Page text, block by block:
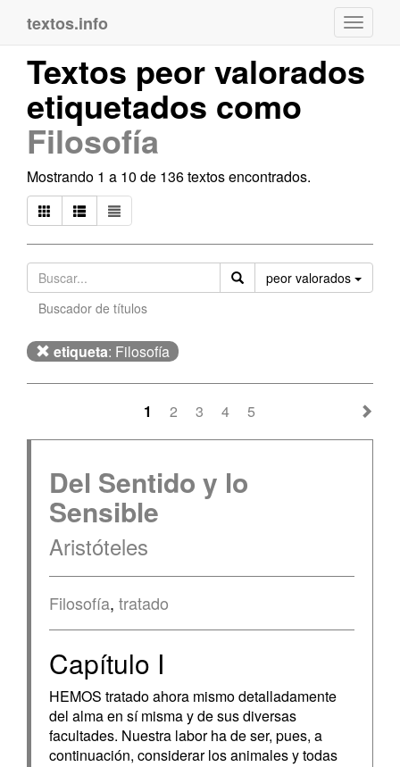
textos.info
Textos peor valorados
etiquetados como
Filosofía
Mostrando 1 a 10 de 136 textos encontrados.
peor valorados
Buscador de títulos
etiqueta: Filosofía
1 2 3 4 5
Del Sentido y lo
Sensible
Aristóteles
Filosofía, tratado
Capítulo I
HEMOS tratado ahora mismo detalladamente
del alma en sí misma y de sus diversas
facultades. Nuestra labor ha de ser, pues, a
continuación, considerar los animales y todas